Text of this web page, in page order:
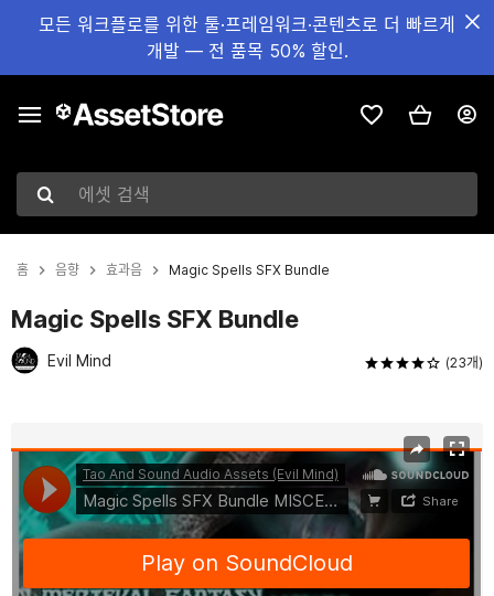
모든 워크플로를 위한 툴·프레임워크·콘텐츠로 더 빠르게
개발 — 전 품목 50% 할인.
에셋 검색
홈 음향 효과음 Magic Spells SFX Bundle
Magic Spells SFX Bundle
Evil Mind (23개)